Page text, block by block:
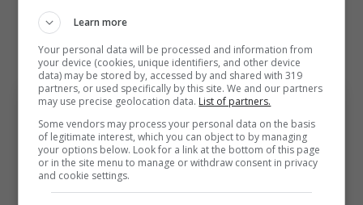
sento cresciuto e ora non vedo l’ora di
iniziare qui”.
Learn more
Your personal data will be processed and information from
your device (cookies, unique identifiers, and other device
data) may be stored by, accessed by and shared with 319
partners, or used specifically by this site. We and our partners
may use precise geolocation data. List of partners.
Some vendors may process your personal data on the basis
of legitimate interest, which you can object to by managing
your options below. Look for a link at the bottom of this page
or in the site menu to manage or withdraw consent in privacy
and cookie settings.